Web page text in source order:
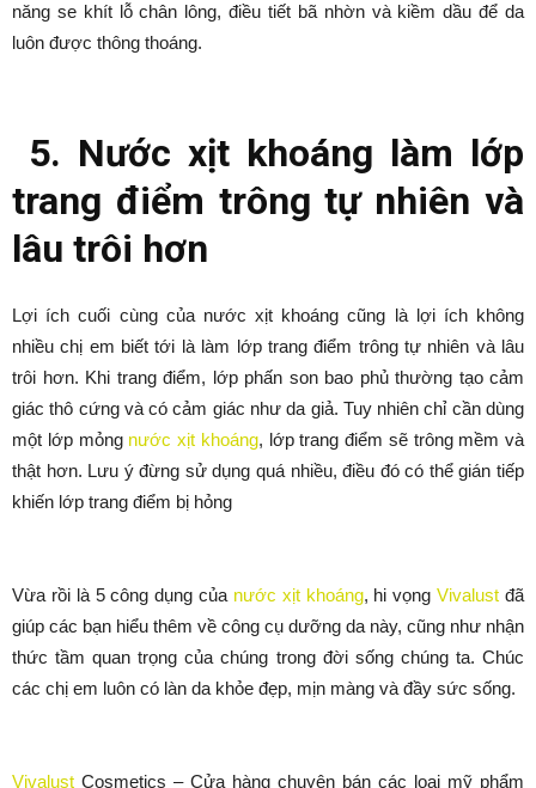
năng se khít lỗ chân lông, điều tiết bã nhờn và kiềm dầu để da
luôn được thông thoáng.
5. Nước xịt khoáng làm lớp
trang điểm trông tự nhiên và
lâu trôi hơn
Lợi ích cuối cùng của nước xịt khoáng cũng là lợi ích không
nhiều chị em biết tới là làm lớp trang điểm trông tự nhiên và lâu
trôi hơn. Khi trang điểm, lớp phấn son bao phủ thường tạo cảm
giác thô cứng và có cảm giác như da giả. Tuy nhiên chỉ cần dùng
một lớp mỏng nước xịt khoáng, lớp trang điểm sẽ trông mềm và
thật hơn. Lưu ý đừng sử dụng quá nhiều, điều đó có thể gián tiếp
khiến lớp trang điểm bị hỏng
Vừa rồi là 5 công dụng của nước xịt khoáng, hi vọngVivalustđã
giúp các bạn hiểu thêm về công cụ dưỡng da này, cũng như nhận
thức tầm quan trọng của chúng trong đời sống chúng ta. Chúc
các chị em luôn có làn da khỏe đẹp, mịn màng và đầy sức sống.
Vivalust Cosmetics – Cửa hàng chuyên bán các loại mỹ phẩm